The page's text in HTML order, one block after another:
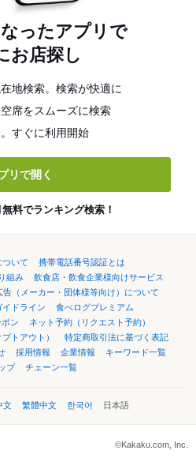
ったアプリで
お店探し
地検索。検索が快適に
席をスムーズに検索
すぐに利用開始
リで開く
料でランキング検索！
ついて
携帯電話番号認証とは
組み
飲食店・飲食企業様向けサービス
告（メーカー・団体様等向け）について
イドライン
食べログプレミアム
ン
ネット予約（リクエスト予約）
トアウト）
特定商取引法に基づく表記
採用情報 企業情報
キーワード一覧
プ
チェーン一覧
文 繁體中文 한국어 日本語
©Kakaku.com, Inc.